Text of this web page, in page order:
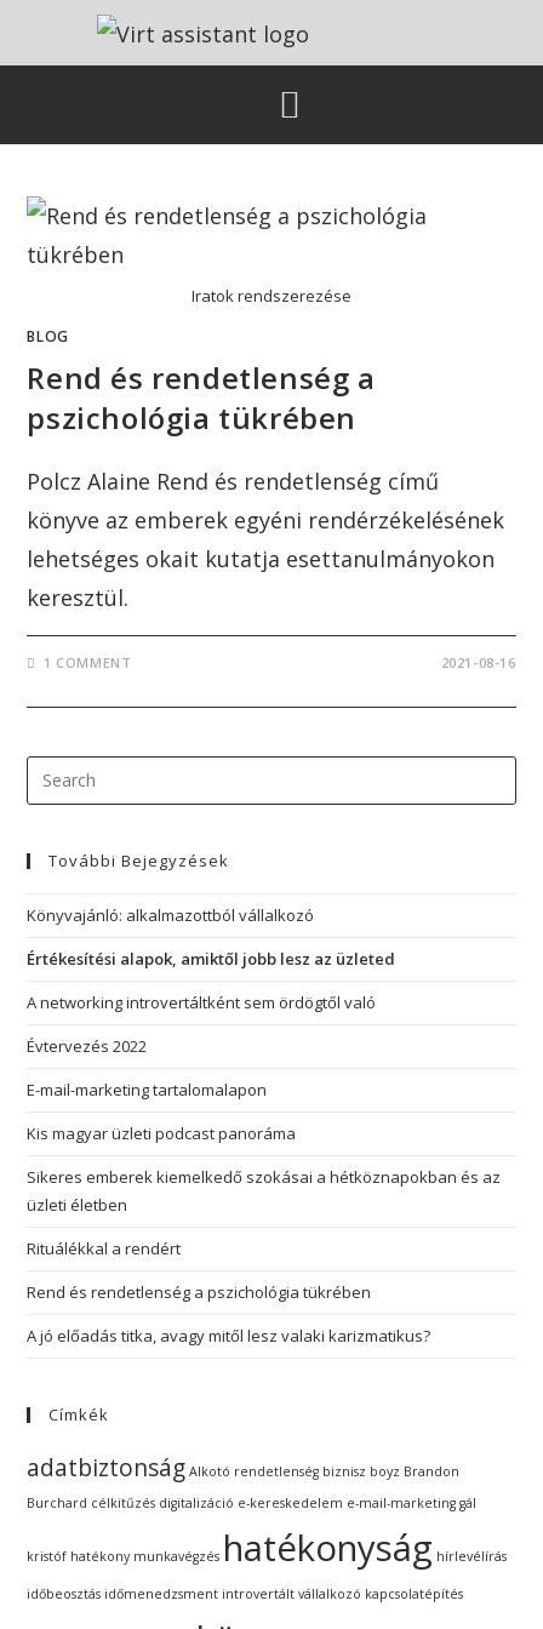
Iratok rendszerezése
BLOG
Rend és rendetlenség a
pszichológia tükrében
Polcz Alaine Rend és rendetlenség című
könyve az emberek egyéni rendérzékelésének
lehetséges okait kutatja esettanulmányokon
keresztül.
1 COMMENT 2021-08-16
További Bejegyzések
Könyvajánló: alkalmazottból vállalkozó
Értékesítési alapok, amiktől jobb lesz az üzleted
A networking introvertáltként sem ördögtől való
Évtervezés 2022
E-mail-marketing tartalomalapon
Kis magyar üzleti podcast panoráma
Sikeres emberek kiemelkedő szokásai a hétköznapokban és az
üzleti életben
Rituálékkal a rendért
Rend és rendetlenség a pszichológia tükrében
A jó előadás titka, avagy mitől lesz valaki karizmatikus?
Címkék
adatbiztonság Alkotó rendetlenség biznisz boyz Brandon
Burchard célkitűzés digitalizáció e-kereskedelem e-mail-marketing gál
kristóf hatékony munkavégzés hatékonyság hírlevélírás
időbeosztás időmenedzsment introvertált vállalkozó kapcsolatépítés